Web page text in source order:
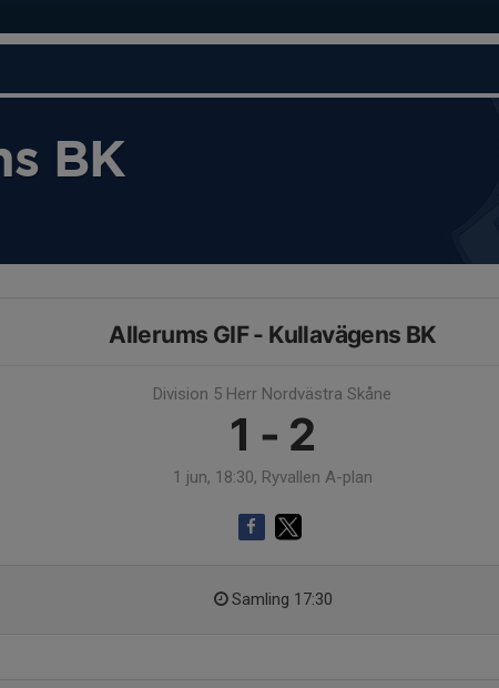
BK
Allerums GIF - Kullavägens BK
Division 5 Herr Nordvästra Skåne
1 - 2
1 jun, 18:30, Ryvallen A-plan
Samling 17:30